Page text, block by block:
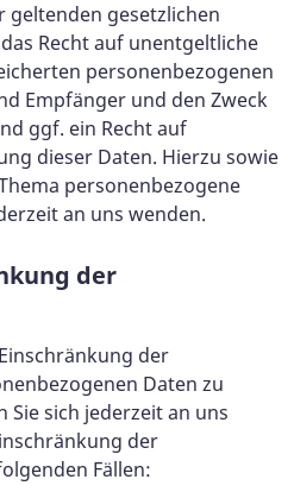
geltenden gesetzlichen
Recht auf unentgeltliche
personenbezogenen
Empfänger und den Zweck
ggf. ein Recht auf
dieser Daten. Hierzu sowie
personenbezogene
an uns wenden.
der
der
Daten zu
Sie sich jederzeit an uns
der
Fällen: